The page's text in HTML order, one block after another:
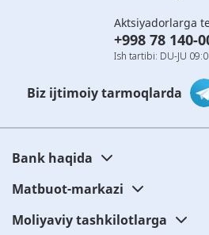
Aktsiyadorlarga
+998 78 140-
Ish tartibi: DU-JU
Biz ijtimoiy tarmoqlarda
Bank haqida
Matbuot-markazi
Moliyaviy tashkilotlarga